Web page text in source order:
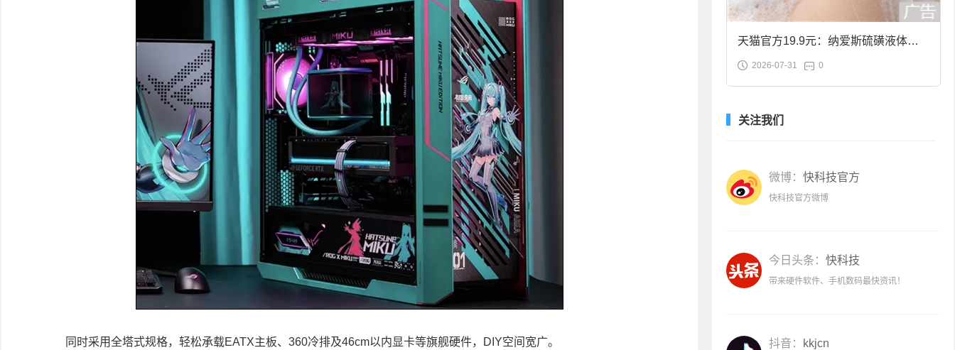
同时采用全塔式规格，轻松承载EATX主板、360冷排及46cm以内显卡等旗舰硬件，DIY空间宽广。
天猫官方19.9元：纳爱斯硫磺液体香
皂2斤大促
2026-07-31 0
关注我们
微博： 快科技官方
快科技官方微博
今日头条： 快科技
带来硬件软件、手机数码最快资讯！
抖音： kkjcn